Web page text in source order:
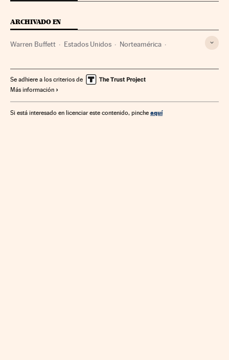
ARCHIVADO EN
Warren Buffett Estados Unidos Norteamérica
Se adhiere a los criterios de
Más información
Si está interesado en licenciar este contenido, pinche aquí